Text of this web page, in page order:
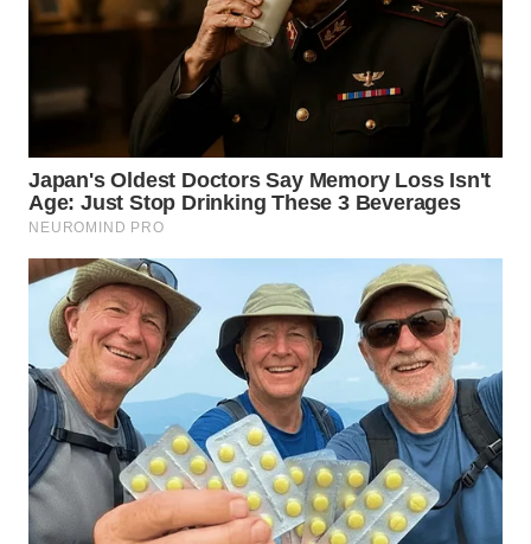
WN
WN
BOGOR
WN
DEPOK
WN
TAPANULI
UTARA
WN
SAMOSIR
PADANG